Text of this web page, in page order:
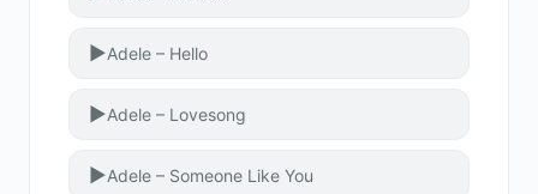
▶Adele – Hello
▶Adele – Lovesong
▶Adele – Someone Like You